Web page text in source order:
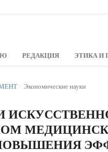
РЕДАКЦИЯ ЭТИКА И
/ Экономические науки